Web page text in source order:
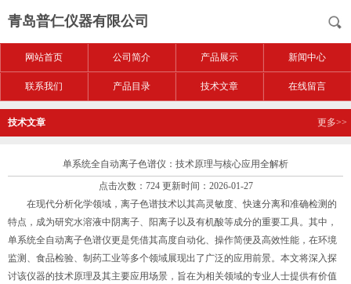
青岛普仁仪器有限公司
网站首页 公司简介 产品展示 新闻中心
联系我们 产品目录 技术文章 在线留言
技术文章 更多>>
单系统全自动离子色谱仪：技术原理与核心应用全解析
点击次数：724 更新时间：2026-01-27
在现代分析化学领域，离子色谱技术以其高灵敏度、快速分离和准确检测的
特点，成为研究水溶液中阴离子、阳离子以及有机酸等成分的重要工具。其中，
单系统全自动离子色谱仪更是凭借其高度自动化、操作简便及高效性能，在环境
监测、食品检验、制药工业等多个领域展现出了广泛的应用前景。本文将深入探
讨该仪器的技术原理及其主要应用场景，旨在为相关领域的专业人士提供有价值